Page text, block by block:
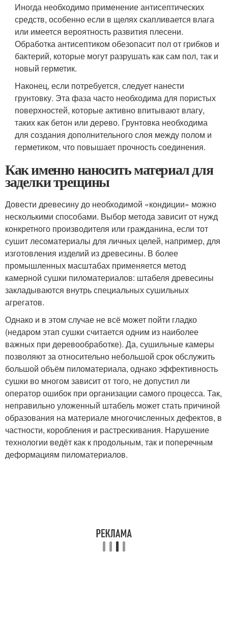
Иногда необходимо применение антисептических
средств, особенно если в щелях скапливается влага
или имеется вероятность развития плесени.
Обработка антисептиком обезопасит пол от грибков и
бактерий, которые могут разрушать как сам пол, так и
новый герметик.
Наконец, если потребуется, следует нанести
грунтовку. Эта фаза часто необходима для пористых
поверхностей, которые активно впитывают влагу,
таких как бетон или дерево. Грунтовка необходима
для создания дополнительного слоя между полом и
герметиком, что повышает прочность соединения.
Как именно наносить материал для
заделки трещины
Довести древесину до необходимой «кондиции» можно
несколькими способами. Выбор метода зависит от нужд
конкретного производителя или гражданина, если тот
сушит лесоматериалы для личных целей, например, для
изготовления изделий из древесины. В более
промышленных масштабах применяется метод
камерной сушки пиломатериалов: штабеля древесины
закладываются внутрь специальных сушильных
агрегатов.
Однако и в этом случае не всё может пойти гладко
(недаром этап сушки считается одним из наиболее
важных при деревообработке). Да, сушильные камеры
позволяют за относительно небольшой срок обслужить
большой объём пиломатериала, однако эффективность
сушки во многом зависит от того, не допустил ли
оператор ошибок при организации самого процесса. Так,
неправильно уложенный штабель может стать причиной
образования на материале многочисленных дефектов, в
частности, коробления и растрескивания. Нарушение
технологии ведёт как к продольным, так и поперечным
деформациям пиломатериалов.